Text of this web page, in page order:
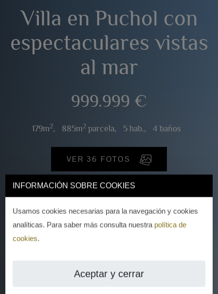
INFORMACIÓN SOBRE COOKIES
Usamos cookies necesarias para la navegación y cookies
analíticas. Para saber más consulta nuestra política de
cookies.
Aceptar y cerrar
Villa en Puchol con
espectaculares vistas
al mar
999.999 €
179m2, 885m2 parcela, 5 hab., 4 baños
VER 36 FOTOS